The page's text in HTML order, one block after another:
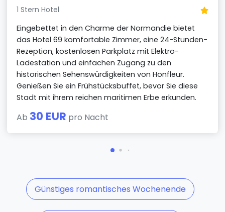
1 Stern Hotel
Eingebettet in den Charme der Normandie bietet
das Hotel 69 komfortable Zimmer, eine 24-Stunden-
Rezeption, kostenlosen Parkplatz mit Elektro-
Ladestation und einfachen Zugang zu den
historischen Sehenswürdigkeiten von Honfleur.
Genießen Sie ein Frühstücksbuffet, bevor Sie diese
Stadt mit ihrem reichen maritimen Erbe erkunden.
Ab 30 EUR pro Nacht
Günstiges romantisches Wochenende